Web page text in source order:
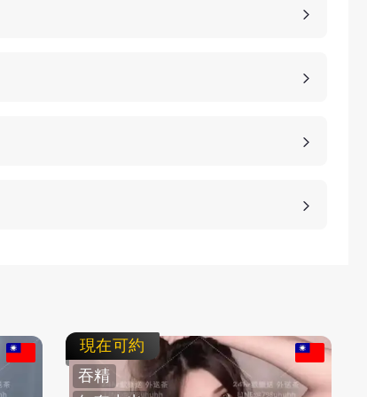
現在可約
吞精